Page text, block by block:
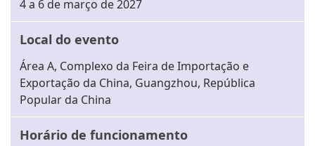
4 a 6 de março de 2027
Local do evento
Área A, Complexo da Feira de Importação e
Exportação da China, Guangzhou, República
Popular da China
Horário de funcionamento